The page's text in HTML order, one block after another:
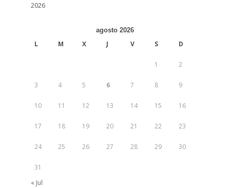
2026
agosto 2026
L M X J V S D
1 2
3 4 5 6 7 8 9
10 11 12 13 14 15 16
17 18 19 20 21 22 23
24 25 26 27 28 29 30
31
« Jul